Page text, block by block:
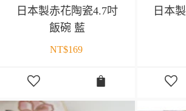
日本製赤花陶瓷4.7吋
飯碗 藍
NT$169
日本